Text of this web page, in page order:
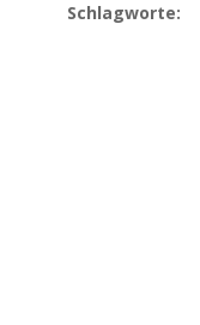
Schlagworte: